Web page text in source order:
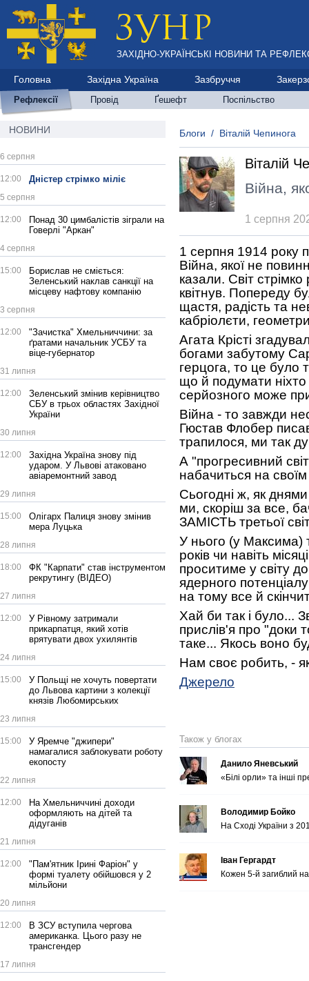
ЗАХІДНО-УКРАЇНСЬКІ НОВИНИ ТА
Головна Західна Україна Зазбруччя
Рефлексії Провід Ґешефт Поспільство
НОВИНИ
6 серпня
12:00 Дністер стрімко міліє
5 серпня
12:00
Понад 30 цимбалістів зіграли на
Говерлі "Аркан"
4 серпня
15:00
Борислав не сміється:
Зеленський наклав санкції на
місцеву нафтову компанію
3 серпня
12:00
"Зачистка" Хмельниччини: за
ґратами начальник УСБУ та
віце-губернатор
31 липня
12:00
Зеленський змінив керівництво
СБУ в трьох областях Західної
України
30 липня
12:00
Західна Україна знову під
ударом. У Львові атаковано
авіаремонтний завод
29 липня
15:00
Олігарх Палиця знову змінив
мера Луцька
28 липня
18:00
ФК "Карпати" став інструментом
рекрутингу (ВІДЕО)
27 липня
12:00
У Рівному затримали
прикарпатця, який хотів
врятувати двох ухилянтів
24 липня
15:00
У Польщі не хочуть повертати
до Львова картини з колекції
князів Любомирських
23 липня
15:00
У Яремче "джипери"
намагалися заблокувати роботу
екопосту
22 липня
12:00
На Хмельниччині доходи
оформляють на дітей та
дідуганів
21 липня
12:00
"Пам'ятник Ірині Фаріон" у
формі туалету обійшовся у 2
мільйони
20 липня
12:00
В ЗСУ вступила чергова
американка. Цього разу не
трансгендер
17 липня
Блоги / Віталій Чепинога
Віталій
Війна,
1 серпня
1 серпня 1914 року
Війна, якої не
казали. Світ стрімко
квітнув. Попереду
щастя, радість та
кабріолєти,
Агата Крісті
богами забутому
герцога, то це було
що й подумати
серйозного може
Війна - то завжди
Гюстав Флобер
трапилося, ми так
А "прогресивний
набачиться на своїм
Сьогодні ж, як
ми, скоріш за все,
ЗАМІСТЬ третьої
У нього (у Максима)
років чи навіть
проситиме у світу
ядерного
на тому все й
Хай би так і було...
прислів'я про "доки
таке... Якось воно
Нам своє робить, -
Джерело
Також у блогах
Данило Яневський
«Білі орли» та інші
Володимир Бойко
На Сході України з
Іван Гергардт
Кожен 5-й загиблий на